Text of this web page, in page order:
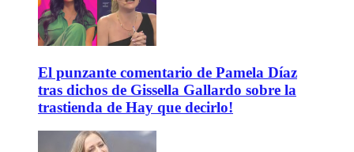
El punzante comentario de Pamela Díaz
tras dichos de Gissella Gallardo sobre la
trastienda de Hay que decirlo!